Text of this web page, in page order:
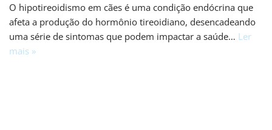
O hipotireoidismo em cães é uma condição endócrina que
afeta a produção do hormônio tireoidiano, desencadeando
uma série de sintomas que podem impactar a saúde… Ler
mais »